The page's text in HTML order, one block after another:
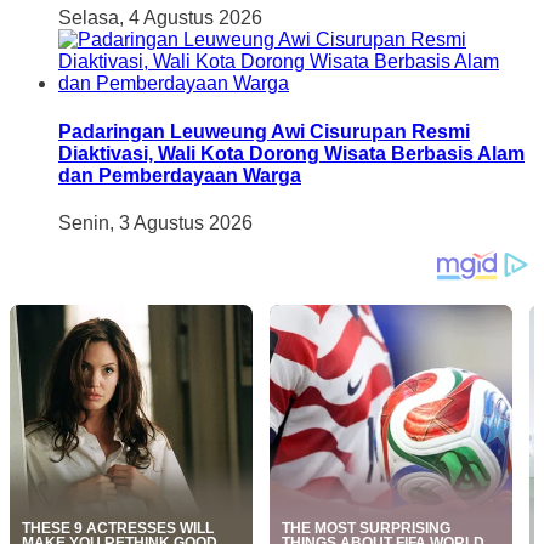
Selasa, 4 Agustus 2026
Padaringan Leuweung Awi Cisurupan Resmi
Diaktivasi, Wali Kota Dorong Wisata Berbasis Alam
dan Pemberdayaan Warga
Senin, 3 Agustus 2026